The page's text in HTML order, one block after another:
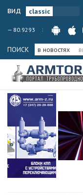
вид
— 80.9293
ПОИСК в новостях